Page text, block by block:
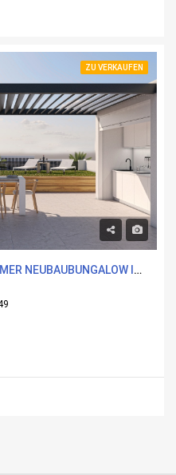
ZU VERKAUFEN
ZU VERKAUFEN 3 SCHLAFZIMMER NEUBAUBUNGALOW IN LAS ESPERANZAS, MURCIA